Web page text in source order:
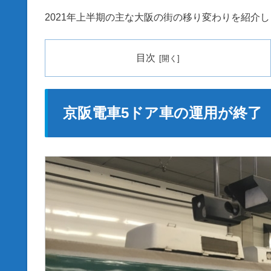
2021年上半期の主な大阪の街の移り変わりを紹介
目次
京阪電車5ドア車の運用が終了